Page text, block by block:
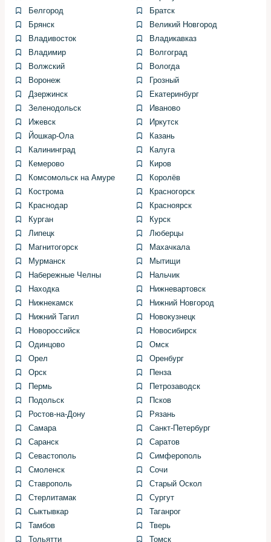
Осмотр и маркировка. Перед демонтажем
отмечаю положение старых патрубков и хомутов,
фотографирую узлы для понимания маршрута
шланга.
Ослабление хомутов. Снимаю хомуты, начиная с
более свободного края, чтобы избежать лишнего
напряжения при растяжении шланга.
Снятие патрубков. Аккуратно оттягиваю патрубок
со штуцеров, при необходимости прохожу край
мягкой монтажной лопаткой, чтобы не повредить
штуцер.
Очистка и осмотр штуцеров. Убираю коррозию и
остатки старого герметика, при необходимости
меняю фланцы или пластиковые соединители.
Установка новых патрубков и хомутов. Надеваю
шланг до упора и фиксирую хомут ровно, без
перекосов. Хомуты затягиваю равномерно, не
превышая рекомендованного усилия.
Заполнение системы и прокачка воздуха.
Заливаю охлаждающую жидкость, прогоняю
двигатель на небольших оборотах и проверяю
отсутствие подтеков.
Типичные ошибки и как их
избежать
Самая частая ошибка — использование хомутов
неподходящего типа или недостаточная затяжка.
Слишком слабые хомуты дают подтек, слишком
сильные перегружают шланг и ускоряют его износ.
Еще один промах — попытка надеть новый патрубок
заменить или отшлифовать штуцер, чтобы получить
герметичное соединение. Также неэкономно
экономить на качестве шлангов и хомутов.
Белгород
Братск
Брянск
Великий Новгород
Владивосток
Владикавказ
Владимир
Волгоград
Волжский
Вологда
Воронеж
Грозный
Дзержинск
Екатеринбург
Зеленодольск
Иваново
Ижевск
Иркутск
Йошкар-Ола
Казань
Калининград
Калуга
Кемерово
Киров
Комсомольск на Амуре
Королёв
Кострома
Красногорск
Краснодар
Красноярск
Курган
Курск
Липецк
Люберцы
Магнитогорск
Махачкала
Мурманск
Мытищи
Набережные Челны
Нальчик
Находка
Нижневартовск
Нижнекамск
Нижний Новгород
Нижний Тагил
Новокузнецк
Новороссийск
Новосибирск
Одинцово
Омск
Орел
Оренбург
Орск
Пенза
Пермь
Петрозаводск
Подольск
Псков
Ростов-на-Дону
Рязань
Самара
Санкт-Петербург
Саранск
Саратов
Севастополь
Симферополь
Смоленск
Сочи
Ставрополь
Старый Оскол
Стерлитамак
Сургут
Сыктывкар
Таганрог
Тамбов
Тверь
Тольятти
Томск